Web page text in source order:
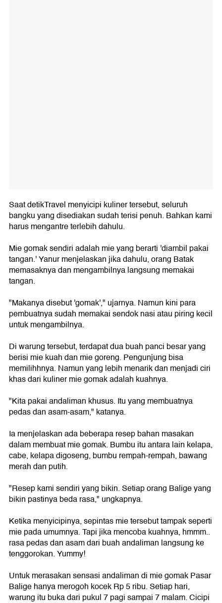
Saat detikTravel menyicipi kuliner tersebut, seluruh
bangku yang disediakan sudah terisi penuh. Bahkan kami
harus mengantre terlebih dahulu.
Mie gomak sendiri adalah mie yang berarti 'diambil pakai
tangan.' Yanur menjelaskan jika dahulu, orang Batak
memasaknya dan mengambilnya langsung memakai
tangan.
"Makanya disebut 'gomak'," ujarnya. Namun kini para
pembuatnya sudah memakai sendok nasi atau piring kecil
untuk mengambilnya.
Di warung tersebut, terdapat dua buah panci besar yang
berisi mie kuah dan mie goreng. Pengunjung bisa
memilihhnya. Namun yang lebih menarik dan menjadi ciri
khas dari kuliner mie gomak adalah kuahnya.
"Kita pakai andaliman khusus. Itu yang membuatnya
pedas dan asam-asam," katanya.
Ia menjelaskan ada beberapa resep bahan masakan
dalam membuat mie gomak. Bumbu itu antara lain kelapa,
cabe, kelapa digoseng, bumbu rempah-rempah, bawang
merah dan putih.
"Resep kami sendiri yang bikin. Setiap orang Balige yang
bikin pastinya beda rasa," ungkapnya.
Ketika menyicipinya, sepintas mie tersebut tampak seperti
mie pada umumnya. Tapi jika mencoba kuahnya, hmmm..
rasa pedas dan asam dari buah andaliman langsung ke
tenggorokan. Yummy!
Untuk merasakan sensasi andaliman di mie gomak Pasar
Balige hanya merogoh kocek Rp 5 ribu. Setiap hari,
warung itu buka dari pukul 7 pagi sampai 7 malam. Cicipi